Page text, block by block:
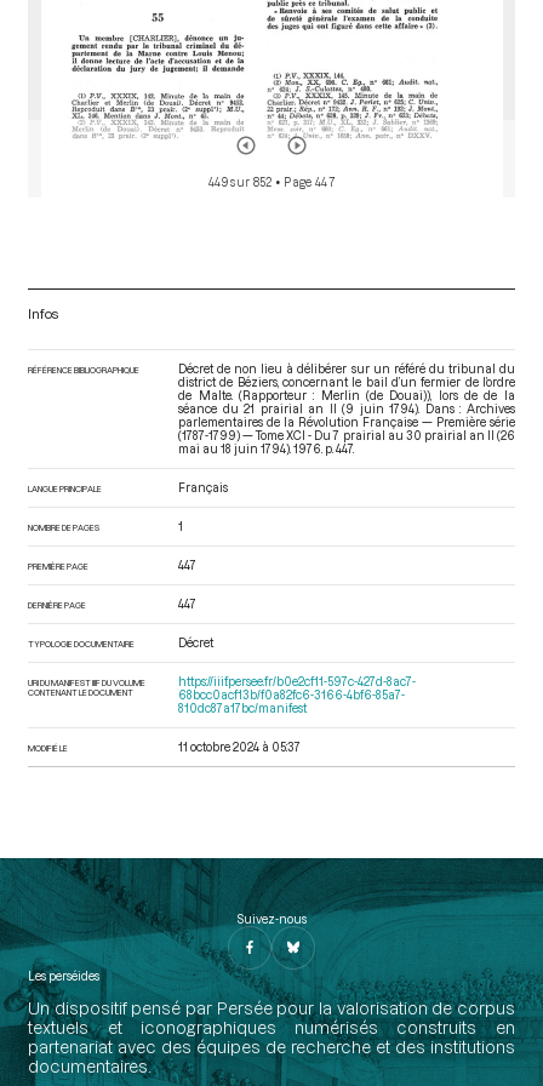
449 sur 852 • Page 447
Infos
RÉFÉRENCE BIBLIOGRAPHIQUE
Décret de non lieu à délibérer sur un référé du tribunal du
district de Béziers, concernant le bail d’un fermier de l’ordre
de Malte. (Rapporteur : Merlin (de Douai)), lors de de la
séance du 21 prairial an II (9 juin 1794). Dans : Archives
parlementaires de la Révolution Française — Première série
(1787-1799) — Tome XCI - Du 7 prairial au 30 prairial an II (26
mai au 18 juin 1794) . 1976. p. 447.
LANGUE PRINCIPALE Français
NOMBRE DE PAGES 1
PREMIÈRE PAGE 447
DERNIÈRE PAGE 447
TYPOLOGIE DOCUMENTAIRE Décret
URI DU MANIFEST IIIF DU VOLUME
CONTENANT LE DOCUMENT
https://iiif.persee.fr/b0e2cf11-597c-427d-8ac7-
68bcc0acf13b/f0a82fc6-3166-4bf6-85a7-
810dc87a17bc/manifest
MODIFIÉ LE 11 octobre 2024 à 05:37
Suivez-nous
Les perséides
Un dispositif pensé par Persée pour la valorisation de corpus
textuels et iconographiques numérisés construits en
partenariat avec des équipes de recherche et des institutions
documentaires.